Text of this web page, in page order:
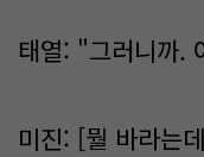
태열: "그러니까.
미진: [뭘 바라는